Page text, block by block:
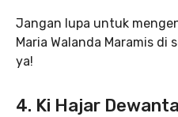
Jangan lupa untuk
Maria Walanda Maramis di
ya!
4. Ki Hajar